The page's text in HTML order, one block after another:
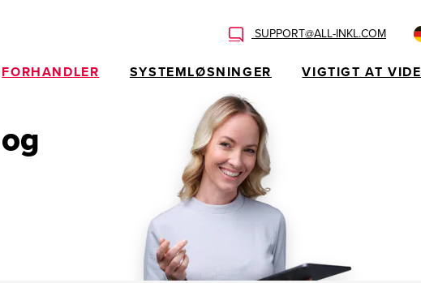
SUPPORT@ALL-INKL.COM
FORHANDLER SYSTEMLØSNINGER VIGTIGT AT VIDE